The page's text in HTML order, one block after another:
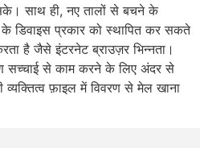
साथ ही, नए तालों से बचने के
डिवाइस प्रकार को स्थापित कर सकते
है जैसे इंटरनेट ब्राउज़र भिन्नता।
सच्चाई से काम करने के लिए अंदर से
फ़ाइल में विवरण से मेल खाना